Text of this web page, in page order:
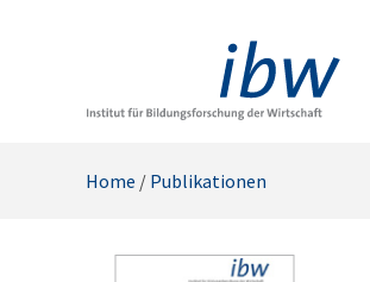
Home / Publikationen